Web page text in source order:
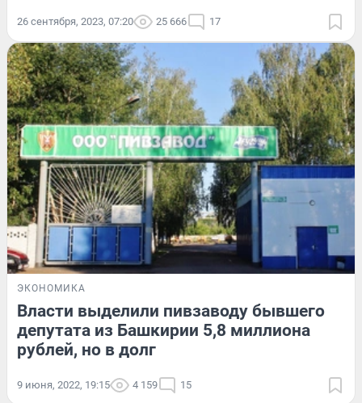
26 сентября, 2023, 07:20 25 666 17
ЭКОНОМИКА
Власти выделили пивзаводу бывшего
депутата из Башкирии 5,8 миллиона
рублей, но в долг
9 июня, 2022, 19:15 4 159 15